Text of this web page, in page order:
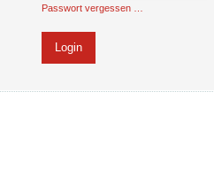
Passwort vergessen …